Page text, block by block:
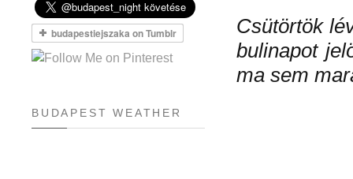
Csütörtök
bulinapot
ma sem
BUDAPEST WEATHER